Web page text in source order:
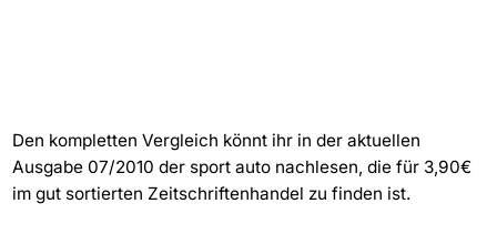
Den kompletten Vergleich könnt ihr in der aktuellen
Ausgabe 07/2010 der sport auto nachlesen, die für 3,90€
im gut sortierten Zeitschriftenhandel zu finden ist.